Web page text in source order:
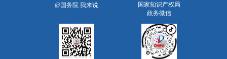
@国务院 我来说
国家知识产权局
政务微信